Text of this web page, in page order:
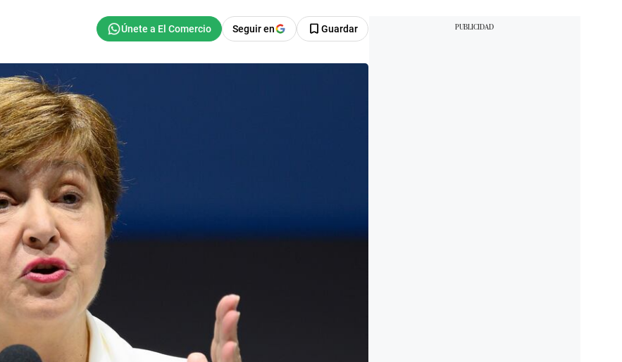
Seguir en Guardar